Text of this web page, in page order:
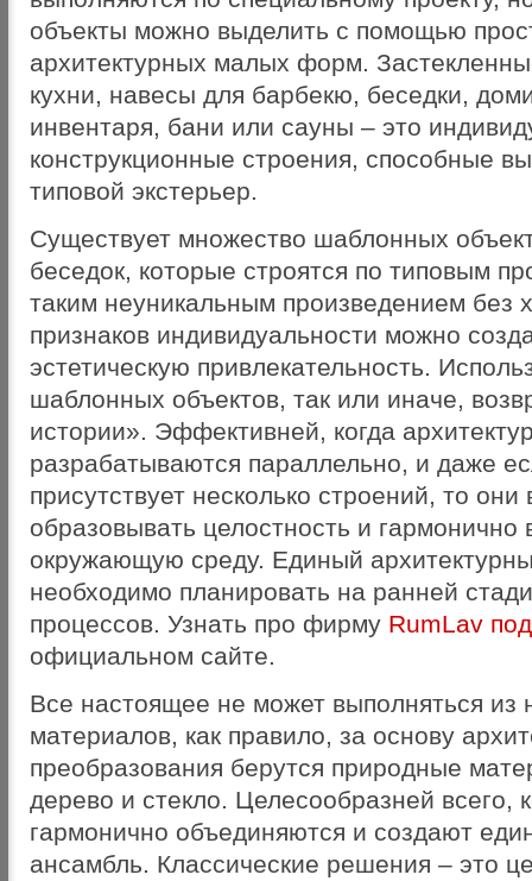
объекты можно выделить с помощью
архитектурных малых форм.
кухни, навесы для барбекю, беседки,
инвентаря, бани или сауны – это
конструкционные строения, способные
типовой экстерьер.
Существует множество шаблонных
беседок, которые строятся по типовым
таким неуникальным произведением без
признаков индивидуальности можно
эстетическую привлекательность.
шаблонных объектов, так или иначе,
истории». Эффективней, когда
разрабатываются параллельно, и даже
присутствует несколько строений, то
образовывать целостность и гармонично
окружающую среду. Единый
необходимо планировать на ранней
процессов. Узнать про фирму RumLav
официальном сайте.
Все настоящее не может выполняться из
материалов, как правило, за основу
преобразования берутся природные
дерево и стекло. Целесообразней всего,
гармонично объединяются и создают
ансамбль. Классические решения – это